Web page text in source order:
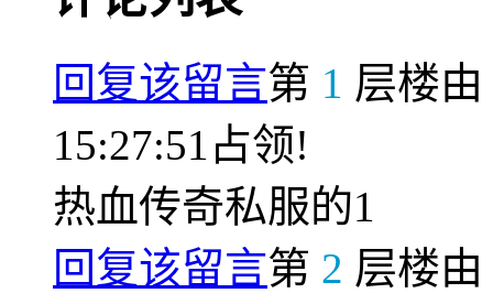
回复该留言第 1 层楼由
15:27:51占领!
热血传奇私服的1
回复该留言第 2 层楼由